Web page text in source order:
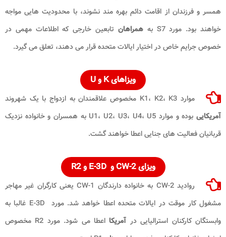
همسر و فرزندان از اقامت دائم بهره مند نشوند، با محدودیت هایی مواجه
خواهند بود. مورد S7 به
همراهان تابعین خارجی که اطلاعات مهمی در
خصوص جرایم خاص در اختیار ایالات متحده قرار می دهند، تعلق می گیرد.
ویزاهای K و U
موارد K1، K2، K3 مخصوص علاقمندان به ازدواج با یک شهروند
آمریکایی
بوده و موارد U1، U2، U3، U4، U5 به همسران و خانواده نزدیک
قربانیان فعالیت های جنایی اعطا خواهند گشت.
ویزای CW-2 و E-3D و R2
روادید CW-2 به خانواده دارندگان CW-1 یعنی کارگران غیر مهاجر
مشغول کار موقت در ایالات متحده اعطا خواهد شد. مورد E-3D غالبا به
وابستگان کارکنان استرالیایی در آمریکا
اعطا می شود. مورد R2 مخصوص